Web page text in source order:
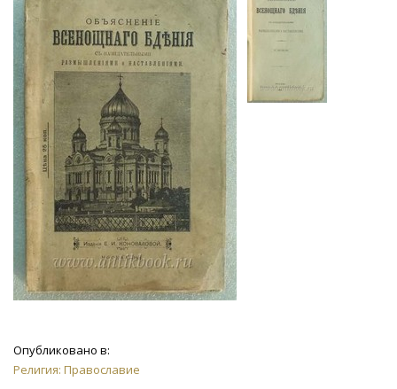
Опубликовано в:
Религия: Православие